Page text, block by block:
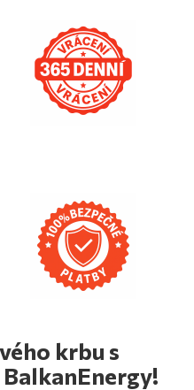
krbu s